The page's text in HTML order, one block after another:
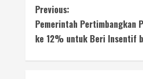
C
o
Previous:
Pemerintah Pertimbangkan
ke 12% untuk Beri Insentif